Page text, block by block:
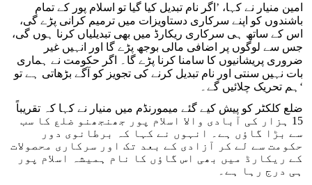
امین منیار نے کہا، ’اگر نام تبدیل کیا گیا تو اسلام پور کے تمام
باشندوں کو اپنے سرکاری دستاویزات میں ترمیم کرانی پڑے گی،
اس کے ساتھ ہی سرکاری ریکارڈ میں بھی تبدیلیاں کرنا ہوں گی،
جس سے لوگوں پر اضافی مالی بوجھ پڑے گا اور انہیں غیر
ضروری پریشانیوں کا سامنا کرنا پڑے گا۔ اگر حکومت نے ہماری
بات نہیں سنتی اور نام تبدیل کرنے کی تجویز کو آگے بڑھاتی ہے تو
ہم تحریک چلائیں گے۔‘
ضلع کلکٹر کو پیش کیے گئے میمورنڈم میں منیار نے کہا کہ تقریباً
15 ہزار کی آبادی والا اسلام پور جھنجھنو ضلع کا سب
سے بڑا گاؤں ہے۔ انہوں نے کہا کہ برطانوی دور
حکومت سے لے کر آزادی کے بعد تک اور سرکاری محصولات
کے ریکارڈ میں بھی اس گاؤں کا نام ہمیشہ اسلام پور
ہی درج رہا ہے۔